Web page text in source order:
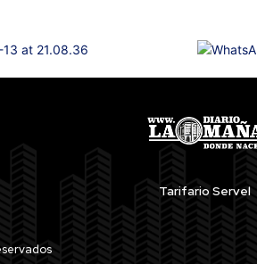
Tarifario Servel